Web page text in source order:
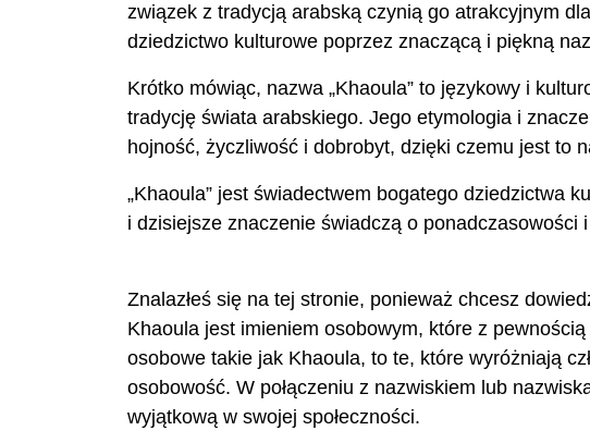
związek z tradycją arabską czynią go atrakcyjnym
dziedzictwo kulturowe poprzez znaczącą i piękną
Krótko mówiąc, nazwa „Khaoula” to językowy i
tradycję świata arabskiego. Jego etymologia i
hojność, życzliwość i dobrobyt, dzięki czemu jest to
„Khaoula” jest świadectwem bogatego dziedzictwa
i dzisiejsze znaczenie świadczą o ponadczasowości
Znalazłeś się na tej stronie, ponieważ chcesz
Khaoula jest imieniem osobowym, które z
osobowe takie jak Khaoula, to te, które wyróżniają
osobowość. W połączeniu z nazwiskiem lub
wyjątkową w swojej społeczności.